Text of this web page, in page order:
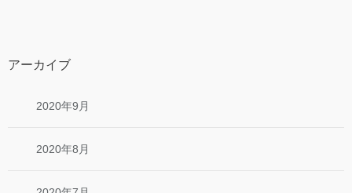
アーカイブ
2020年9月
2020年8月